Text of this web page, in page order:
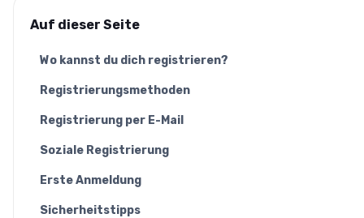
Auf dieser Seite
Wo kannst du dich registrieren?
Registrierungsmethoden
Registrierung per E-Mail
Soziale Registrierung
Erste Anmeldung
Sicherheitstipps